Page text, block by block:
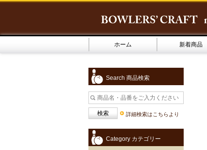
ホーム 新着商品
Search 商品検索
詳細検索はこちらより
Category カテゴリー